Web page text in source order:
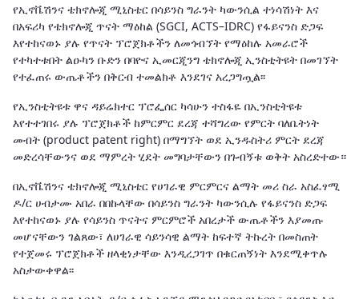
የኢኖቬሽንና ቴክኖሎጂ ሚኒስቴር በሳይንስ ግራንት ካውንሲል ተነሳሽነት እና
በአፍሪካ የቴክኖሎጂ ጥናት ማዕከል (SGCI, ACTS–IDRC) የፋይናንስ ድጋፍ
እየተከናወኑ ያሉ የጥናት ፕሮጀክቶችን ለመጎብኘት የማዕከሉ አመራሮች
የተካተቱበት ልዑካን ቡድን በባዮና ኢመርጂንግ ቴክኖሎጂ ኢንስቲትዩት በመገኘት
የተፈጠሩ ውጤቶችን በቅርብ ተመልክቶ እንደገና አረጋግጧል፡፡
የኢንስቲትዩቱ ዋና ዳይሬክተር ፕሮፌሰር ካሳሁን ተስፋዬ በኢንስቲትዩቱ
እየተተገበሩ ያሉ ፕሮጀክቶች ከምርምር ደረጃ ተሻግረው የምርት ባለቤትነት
መብት (product patent right) በማግኘት ወደ ኢንዱስትሪ ምርት ደረጃ
መድረሳቸውንና ወደ ማምረት ሂደት መግባታቸውን በጉብኝቱ ወቅት አስረድተው።
በኢኖቬሽንና ቴክኖሎጂ ሚኒስቴር የሀገራዊ ምርምርና ልማት መሪ ስራ አስፈፃሚ
ዶ/ር ሀብታሙ አበራ በበኩላቸው በሳይንስ ግራንት ካውንሲሉ የፋይናንስ ድጋፍ
እየተከናወኑ ያሉ የሳይንስ ጥናትና ምርምሮች አበረታች ውጤቶችን እያመጡ
መሆናቸውን ገልጸው፣ ለሀገራዊ ሳይንሳዊ ልማት ከፍተኛ ትኩረት በመስጠት
የተጀመሩ ፕሮጀክቶች ዘላቂነታቸው እንዲረጋገጥ በቁርጠኝነት እንደሚቀጥሉ
አስታውቀዋል፡፡